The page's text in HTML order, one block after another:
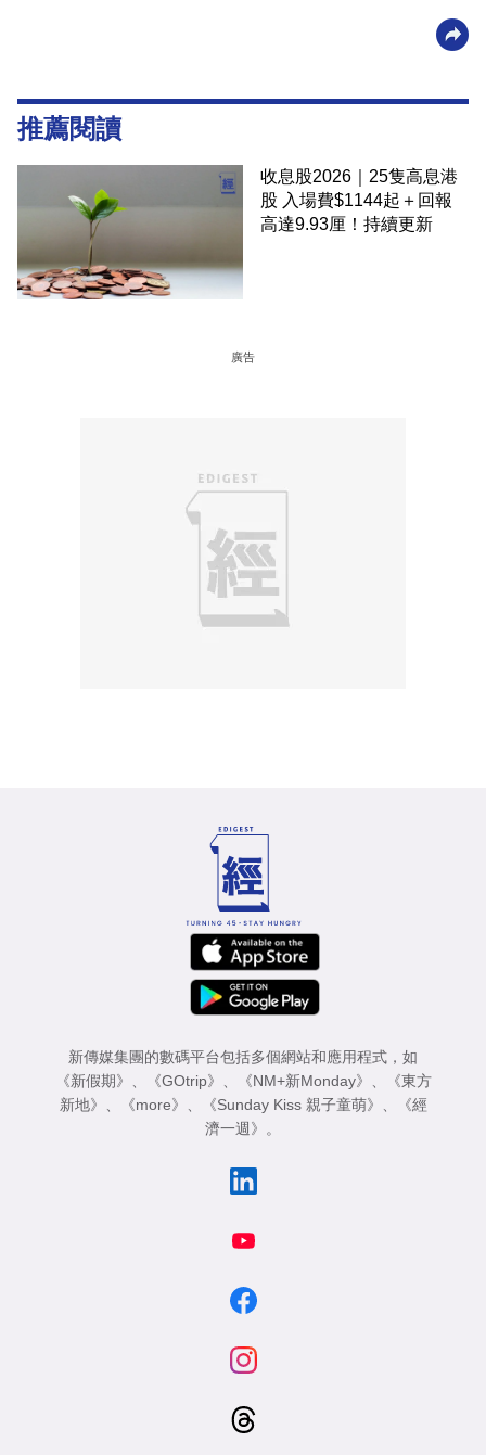
推薦閱讀
收息股2026｜25隻高息港
股 入場費$1144起＋回報
高達9.93厘！持續更新
廣告
新傳媒集團的數碼平台包括多個網站和應用程式，如
《新假期》
《GOtrip》 《NM+新Monday》
《東方
新地》
《more》 《Sunday Kiss 親子童萌》
《經
濟一週》
。